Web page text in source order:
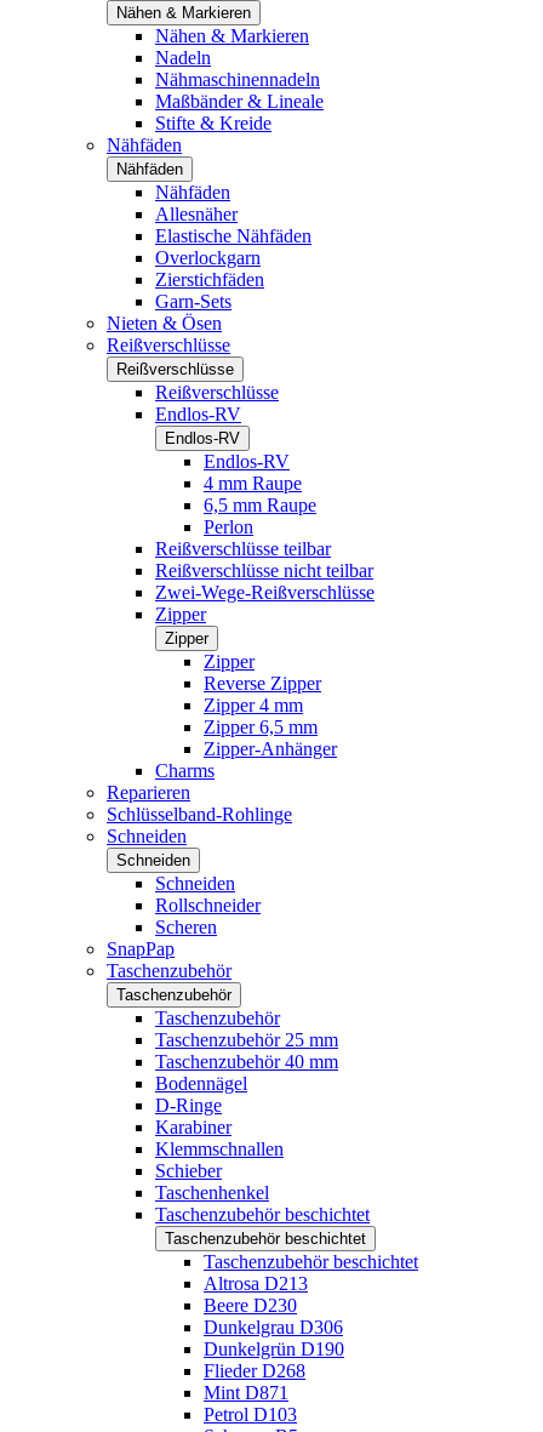
Nähen & Markieren
Nähen & Markieren
Nadeln
Nähmaschinennadeln
Maßbänder & Lineale
Stifte & Kreide
Nähfäden
Nähfäden
Nähfäden
Allesnäher
Elastische Nähfäden
Overlockgarn
Zierstichfäden
Garn-Sets
Nieten & Ösen
Reißverschlüsse
Reißverschlüsse
Reißverschlüsse
Endlos-RV
Endlos-RV
Endlos-RV
4 mm Raupe
6,5 mm Raupe
Perlon
Reißverschlüsse teilbar
Reißverschlüsse nicht teilbar
Zwei-Wege-Reißverschlüsse
Zipper
Zipper
Zipper
Reverse Zipper
Zipper 4 mm
Zipper 6,5 mm
Zipper-Anhänger
Charms
Reparieren
Schlüsselband-Rohlinge
Schneiden
Schneiden
Schneiden
Rollschneider
Scheren
SnapPap
Taschenzubehör
Taschenzubehör
Taschenzubehör
Taschenzubehör 25 mm
Taschenzubehör 40 mm
Bodennägel
D-Ringe
Karabiner
Klemmschnallen
Schieber
Taschenhenkel
Taschenzubehör beschichtet
Taschenzubehör beschichtet
Taschenzubehör beschichtet
Altrosa D213
Beere D230
Dunkelgrau D306
Dunkelgrün D190
Flieder D268
Mint D871
Petrol D103